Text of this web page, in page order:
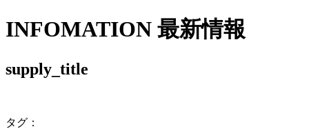
INFOMATION 最新情報
supply_title
タグ：